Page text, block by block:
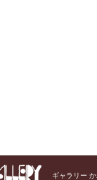
ギャラリー